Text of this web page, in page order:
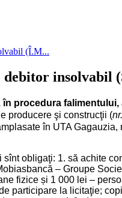
(Î.M...
insolvabil
în procedura
producere şi construcţii (
în UTA
obligaţi: 1. să achite
– Groupe
fizice și 1 000 lei –
participare la licitaţie;